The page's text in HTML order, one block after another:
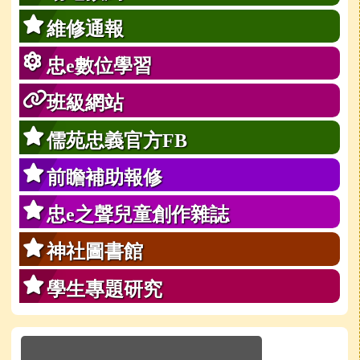
維修通報
忠e數位學習
班級網站
儒苑忠義官方FB
前瞻補助報修
忠e之聲兒童創作雜誌
神社圖書館
學生專題研究
於彈跳視窗觀看：學校line官方好友QRcode